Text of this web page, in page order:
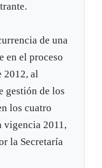
de una
en el proceso
2012, al
gestión de los
los cuatro
vigencia 2011,
la Secretaría